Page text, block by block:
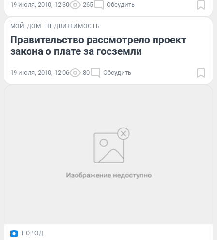
19 июля, 2010, 12:30 265 Обсудить
МОЙ ДОМ НЕДВИЖИМОСТЬ
Правительство рассмотрело проект
закона о плате за госземли
19 июля, 2010, 12:06 80 Обсудить
ГОРОД